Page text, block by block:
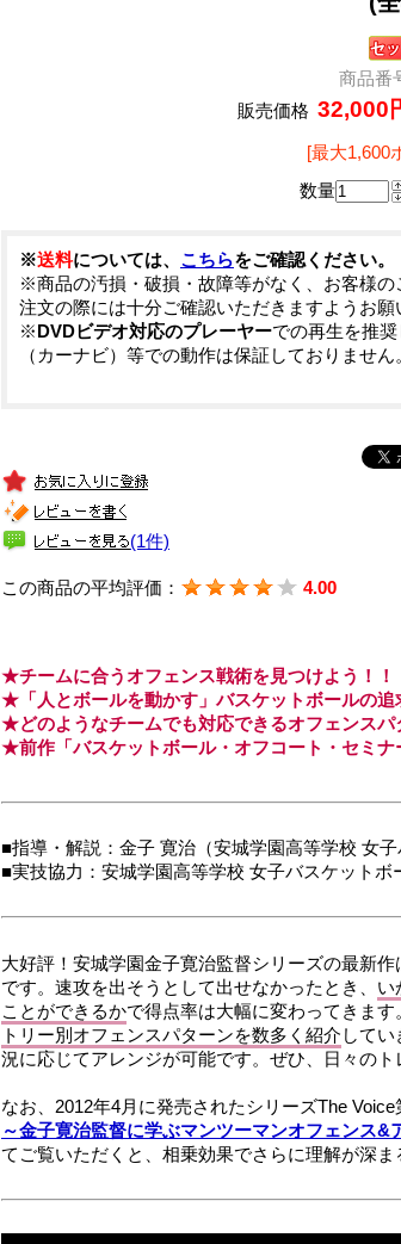
商品
販売価格 32,000
[最大1,600
数量
※送料については、 こちらをご確認ください。
※商品の汚損・破損・故障等がなく、お客様
注文の際には十分ご確認いただきますようお願
※ DVDビデオ対応のプレーヤーでの再生を推
（カーナビ）等での動作は保証しておりません
(1件)
この商品の平均評価： 4.00
★チームに合うオフェンス戦術を見つけよう！！
★「人とボールを動かす」バスケットボールの追
★どのようなチームでも対応できるオフェンスパ
★前作「バスケットボール・オフコート・セミナ
■指導・解説：金子 寛治（安城学園高等学校 女子
■実技協力：安城学園高等学校 女子バスケットボ
大好評！安城学園金子寛治監督シリーズの最新作
です。速攻を出そうとして出せなかったとき、 い
ことができるかで得点率は大幅に変わってきま
トリー別オフェンスパターンを数多く紹介 して
況に応じてアレンジが可能です。ぜひ、日々の
なお、2012年4月に発売されたシリーズThe Voice
～金子寛治監督に学ぶマンツーマンオフェンス&
てご覧いただくと、相乗効果でさらに理解が深